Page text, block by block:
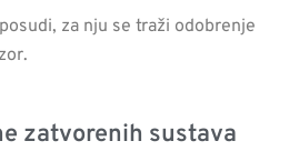
za nju se traži odobrenje
zatvorenih sustava